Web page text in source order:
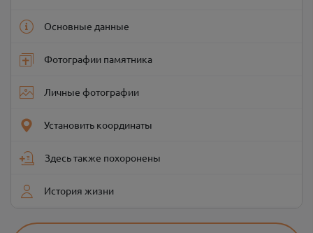
Основные данные
Фотографии памятника
Личные фотографии
Установить координаты
Здесь также похоронены
История жизни